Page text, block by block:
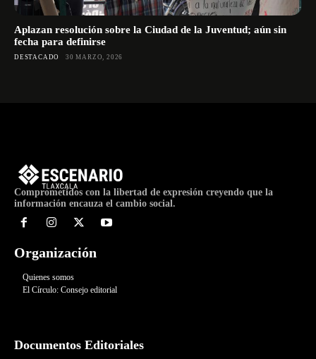
Aplazan resolución sobre la Ciudad de la Juventud; aún sin
fecha para definirse
DESTACADO 30 MARZO, 2026
Comprometidos con la libertad de expresión creyendo que la
información encauza el cambio social.
Organización
Quienes somos
El Círculo: Consejo editorial
Documentos Editoriales